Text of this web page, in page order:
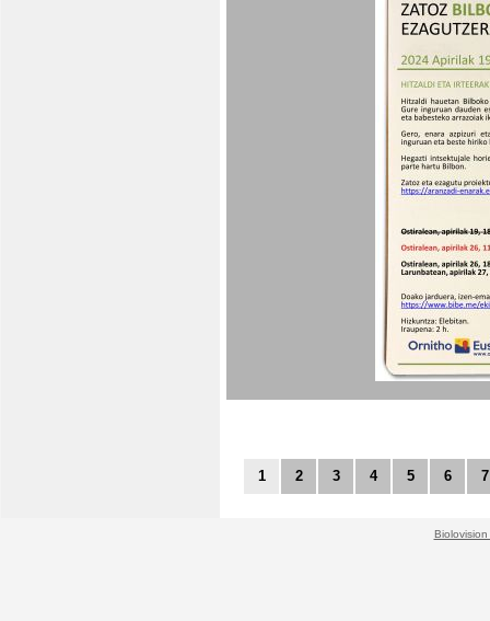
1 2 3 4 5 6 7
Biolovision